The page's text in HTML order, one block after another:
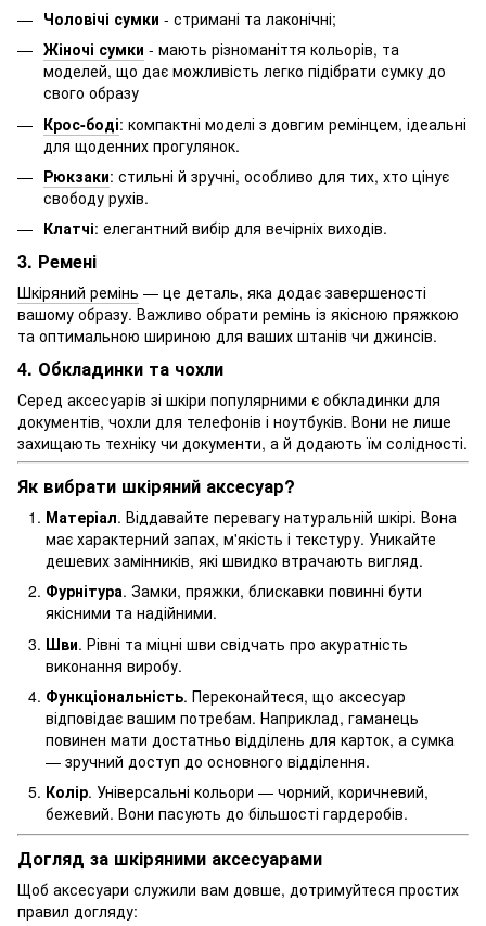
Чоловічі сумки - стримані та лаконічні;
Жіночі сумки - мають різноманіття кольорів, та
моделей, що дає можливість легко підібрати сумку до
свого образу
Крос-боді: компактні моделі з довгим ремінцем, ідеальні
для щоденних прогулянок.
Рюкзаки: стильні й зручні, особливо для тих, хто цінує
свободу рухів.
Клатчі: елегантний вибір для вечірніх виходів.
3. Ремені
Шкіряний ремінь — це деталь, яка додає завершеності
вашому образу. Важливо обрати ремінь із якісною пряжкою
та оптимальною шириною для ваших штанів чи джинсів.
4. Обкладинки та чохли
Серед аксесуарів зі шкіри популярними є обкладинки для
документів, чохли для телефонів і ноутбуків. Вони не лише
захищають техніку чи документи, а й додають їм солідності.
Як вибрати шкіряний аксесуар?
Матеріал. Віддавайте перевагу натуральній шкірі. Вона
має характерний запах, м'якість і текстуру. Уникайте
дешевих замінників, які швидко втрачають вигляд.
Фурнітура. Замки, пряжки, блискавки повинні бути
якісними та надійними.
Шви. Рівні та міцні шви свідчать про акуратність
виконання виробу.
Функціональність. Переконайтеся, що аксесуар
відповідає вашим потребам. Наприклад, гаманець
повинен мати достатньо відділень для карток, а сумка
— зручний доступ до основного відділення.
Колір. Універсальні кольори — чорний, коричневий,
бежевий. Вони пасують до більшості гардеробів.
Догляд за шкіряними аксесуарами
Щоб аксесуари служили вам довше, дотримуйтеся простих
правил догляду: